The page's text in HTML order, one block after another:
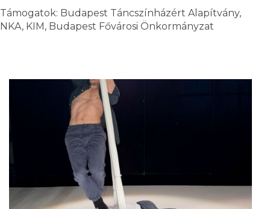
Támogatok: Budapest Táncszínházért Alapítvány,
NKA, KIM, Budapest Fővárosi Önkormányzat